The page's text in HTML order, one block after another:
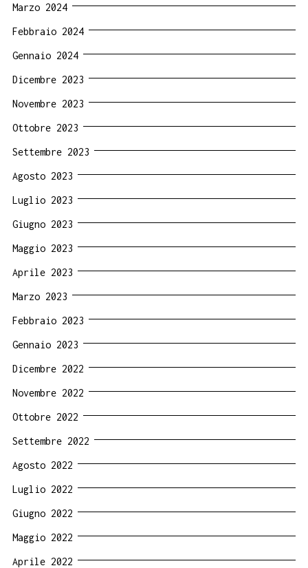
Marzo 2024
Febbraio 2024
Gennaio 2024
Dicembre 2023
Novembre 2023
Ottobre 2023
Settembre 2023
Agosto 2023
Luglio 2023
Giugno 2023
Maggio 2023
Aprile 2023
Marzo 2023
Febbraio 2023
Gennaio 2023
Dicembre 2022
Novembre 2022
Ottobre 2022
Settembre 2022
Agosto 2022
Luglio 2022
Giugno 2022
Maggio 2022
Aprile 2022